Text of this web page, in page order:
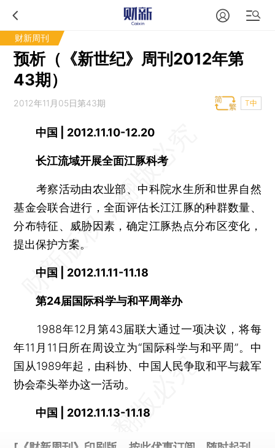
财新周刊
预析（《新世纪》周刊2012年第
43期）
2012年11月05日第43期 T中
中国 | 2012.11.10-12.20
长江流域开展全面江豚科考
考察活动由农业部、中科院水生所和世界自然
基金会联合进行，全面评估长江江豚的种群数量、
分布特征、威胁因素，确定江豚热点分布区变化，
提出保护方案。
中国 | 2012.11.11-11.18
第24届国际科学与和平周举办
1988年12月第43届联大通过一项决议，将每
年11月11日所在周设立为“国际科学与和平周”。中
国从1989年起，由科协、中国人民争取和平与裁军
协会牵头举办这一活动。
中国 | 2012.11.13-11.18